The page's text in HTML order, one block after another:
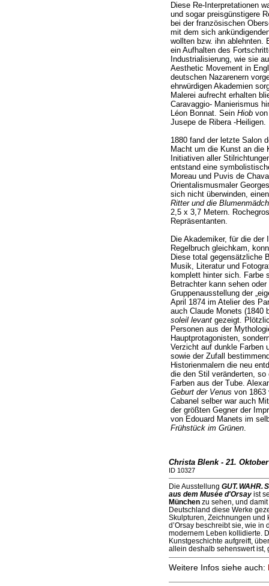
Diese Re-Interpretationen
und sogar preisgünstigere
bei der französischen
mit dem sich
wollten bzw. ihn ablehnten.
ein Aufhalten des
Industrialisierung, wie sie
Aesthetic Movement in
deutschen Nazarenern
ehrwürdigen Akademien
Malerei aufrecht erhalten
Caravaggio- Manierismus
Léon Bonnat. Sein Hiobvon
Jusepe de Ribera -Heiligen.
1880 fand der letzte Salon
Macht um die Kunst an die
Initiativen aller
entstand eine
Moreau und Puvis de
Orientalismusmaler
sich nicht überwinden,
Ritter und die
2,5 x 3,7 Metern.
Repräsentanten.
Die Akademiker, für die
Regelbruch gleichkam,
Diese total gegensätzliche
Musik, Literatur und
komplett hinter sich. Farbe
Betrachter kann sehen
Gruppenausstellung der
April 1874 im Atelier des
auch Claude Monets (1840
soleil levantgezeigt.
Personen aus der
Hauptprotagonisten,
Verzicht auf dunkle Farben
sowie der Zufall
Historienmalern die neu
die den Stil veränderten, so
Farben aus der Tube.
Geburt der Venus von 1863
Cabanel selber war auch
der größten Gegner der
von Edouard Manets im
Frühstück im Grünen.
Christa Blenk - 21. Oktober
ID 10327
Die Ausstellung GUT. WAHR.
aus dem Musée d'Orsayist
Münchenzu sehen, und
Deutschland diese Werke
Skulpturen, Zeichnungen und
d’Orsay beschreibt sie, wie in
modernem Leben kollidierte.
Kunstgeschichte aufgreift,
allein deshalb sehenswert ist,
Weitere Infos siehe auch: